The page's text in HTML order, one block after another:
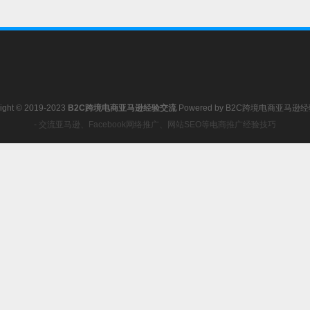
© 2019-2023 B2C跨境电商亚马逊经验交流 Powered by B2C跨境电商亚马逊
- 交流亚马逊、Facebook网络推广、网站SEO等电商推广经验技巧